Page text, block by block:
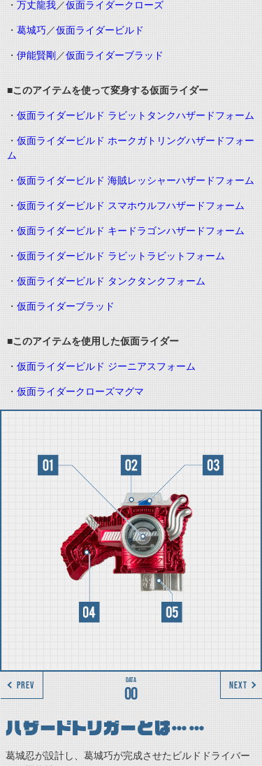
・ 万丈龍我／仮面ライダークローズ
・ 葛城巧／仮面ライダービルド
・ 伊能賢剛 ／仮面ライダーブラッド
■このアイテムを使って変身する仮面ライダー
・ 仮面ライダービルド ラビットタンクハザードフォーム
・ 仮面ライダービルド ホークガトリングハザードフォー
ム
・ 仮面ライダービルド 海賊レッシャーハザードフォーム
・ 仮面ライダービルド スマホウルフハザードフォーム
・ 仮面ライダービルド キードラゴンハザードフォーム
・ 仮面ライダービルド ラビットラビットフォーム
・ 仮面ライダービルド タンクタンクフォーム
・ 仮面ライダーブラッド
■このアイテムを使用した仮面ライダー
・ 仮面ライダービルド ジーニアスフォーム
・ 仮面ライダークローズマグマ
00
PREV NEXT
ハザードトリガーとは……
葛城忍が設計し、葛城巧が完成させたビルドドライバー